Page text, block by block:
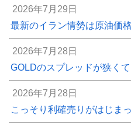
2026年7月29日
最新のイラン情勢は原油価
2026年7月28日
GOLDのスプレッドが狭く
2026年7月28日
こっそり利確売りがはじま